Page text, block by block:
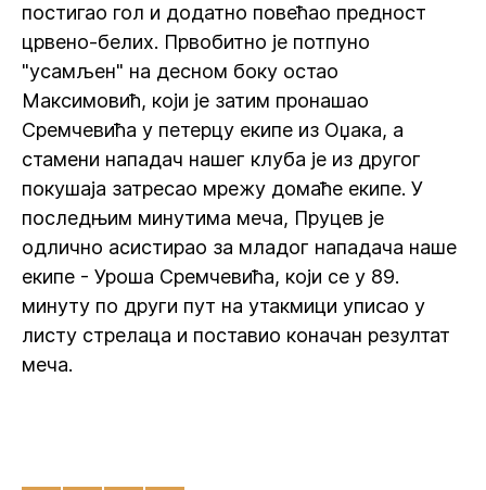
постигао гол и додатно повећао предност
црвено-белих. Првобитно је потпуно
"усамљен" на десном боку остао
Максимовић, који је затим пронашао
Сремчевића у петерцу екипе из Оџака, а
стамени нападач нашег клуба је из другог
покушаја затресао мрежу домаће екипе. У
последњим минутима меча, Пруцев је
одлично асистирао за младог нападача наше
екипе - Уроша Сремчевића, који се у 89.
минуту по други пут на утакмици уписао у
листу стрелаца и поставио коначан резултат
меча.